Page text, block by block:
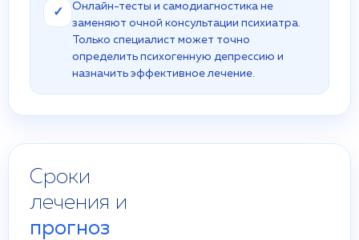
✓
Онлайн-тесты и самодиагностика не
заменяют очной консультации психиатра.
Только специалист может точно
определить психогенную депрессию и
назначить эффективное лечение.
Сроки
лечения и
прогноз